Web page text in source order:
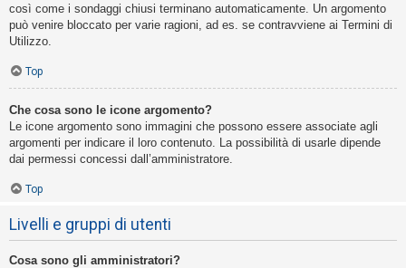
così come i sondaggi chiusi terminano automaticamente. Un argomento
può venire bloccato per varie ragioni, ad es. se contravviene ai Termini di
Utilizzo.
Top
Che cosa sono le icone argomento?
Le icone argomento sono immagini che possono essere associate agli
argomenti per indicare il loro contenuto. La possibilità di usarle dipende
dai permessi concessi dall’amministratore.
Top
Livelli e gruppi di utenti
Cosa sono gli amministratori?